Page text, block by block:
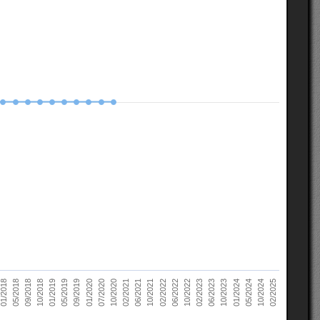
01/2018 05/2018 09/2018 10/2018 01/2019 05/2019 09/2019 01/2020 07/2020 10/2020 02/2021 06/2021 10/2021 02/2022 06/2022 10/2022 02/2023 06/2023 10/2023 01/2024 05/2024 10/2024 02/2025